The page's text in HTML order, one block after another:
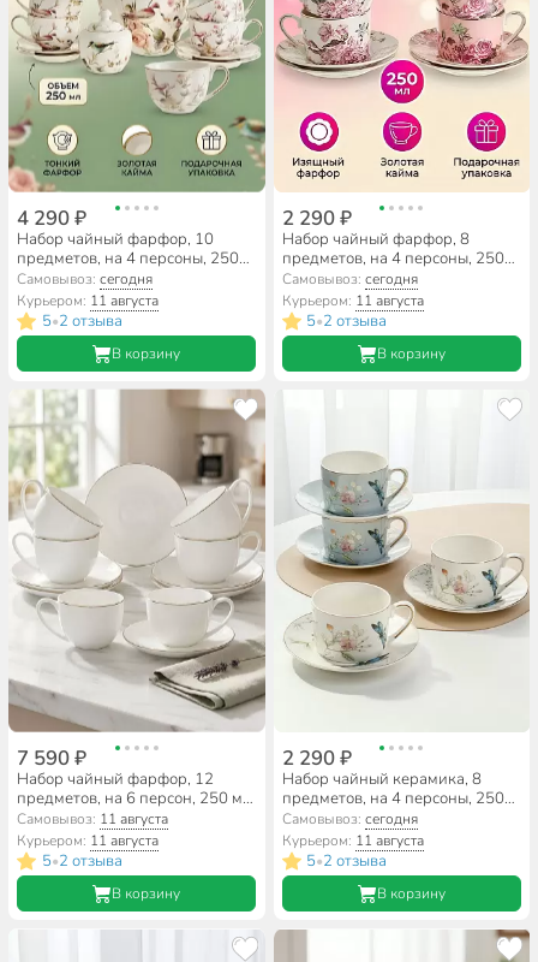
4 290 ₽
Набор чайный фарфор, 10
предметов, на 4 персоны, 250
мл, Птички, МЛ124P/10,
подарочная упаковка
Самовывоз:сегодня
Курьером: 11 августа
5•2 отзыва
В корзину
2 290 ₽
Набор чайный фарфор, 8
предметов, на 4 персоны, 250
мл, Английская роза,
МЛ165P/4, подарочная
упаковка
Самовывоз: сегодня
Курьером: 11 августа
5•2 отзыва
В корзину
7 590 ₽
Набор чайный фарфор, 12
предметов, на 6 персон, 250 мл,
Lefard, Кристал Голд, 414-058,
подарочная упаковка
Самовывоз: 11 августа
Курьером: 11 августа
5•2 отзыва
В корзину
2 290 ₽
Набор чайный керамика, 8
предметов, на 4 персоны, 250
мл, Beatrix, Стрекоза,
МЛ101P/4, подарочная
упаковка
Самовывоз: сегодня
Курьером: 11 августа
5•2 отзыва
В корзину